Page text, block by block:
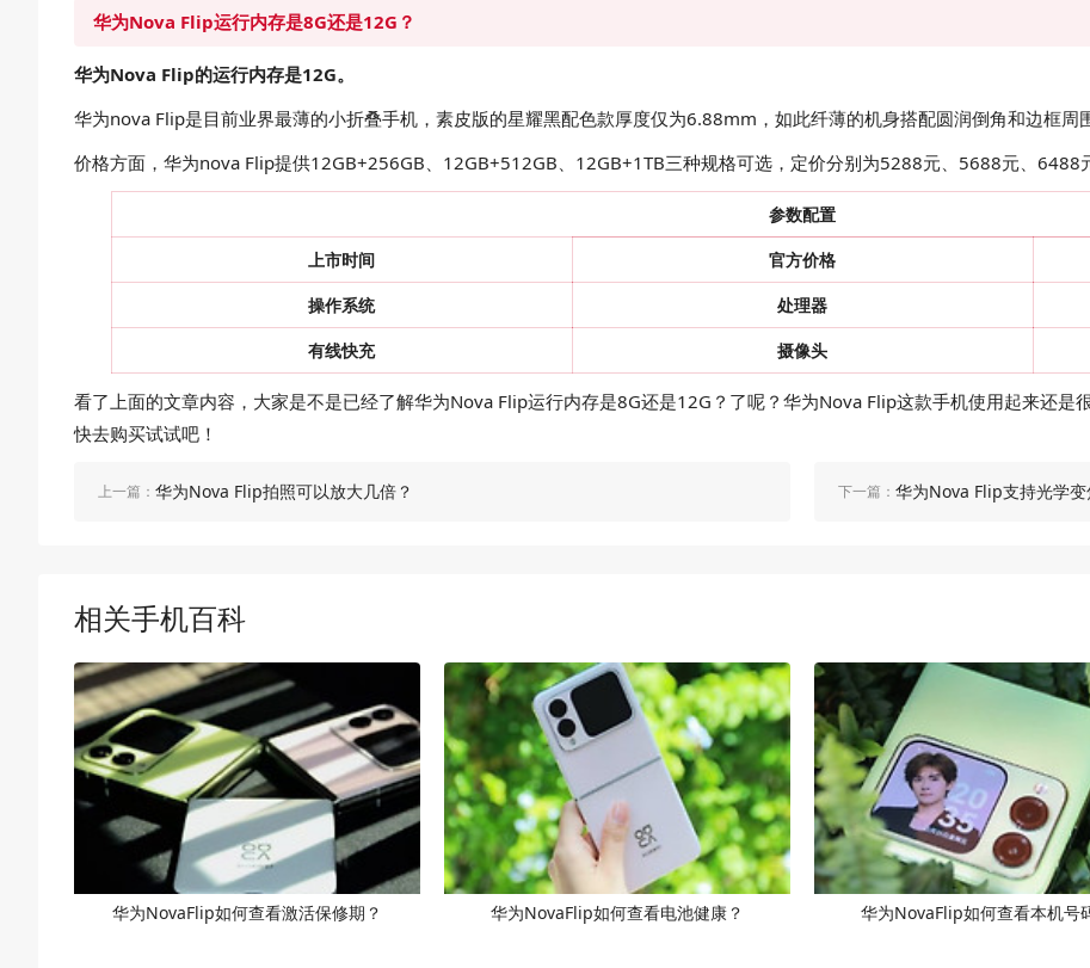
华为Nova Flip运行内存是8G还是12G？
华为Nova Flip的运行内存是12G。
华为nova Flip是目前业界最薄的小折叠手机，素皮版的星耀黑配色款厚度仅为6.88mm，如此纤薄的机身搭配圆润倒角和边框周
价格方面，华为nova Flip提供12GB+256GB、12GB+512GB、12GB+1TB三种规格可选，定价分别为5288元、5688元、6488
参数配置
上市时间
官方价格
操作系统
处理器
有线快充
摄像头
看了上面的文章内容，大家是不是已经了解华为Nova Flip运行内存是8G还是12G？了呢？华为Nova Flip这款手机使用起来还是
快去购买试试吧！
上一篇： 华为Nova Flip拍照可以放大几倍？ 下一篇： 华为Nova Flip支持光学变
相关手机百科
华为NovaFlip如何查看激活保修期？ 华为NovaFlip如何查看电池健康？ 华为NovaFlip如何查看本机号